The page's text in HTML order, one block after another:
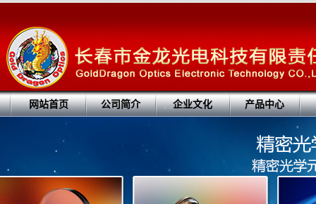
网站首页 公司简介 企业文化 产品中心